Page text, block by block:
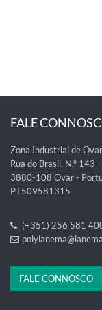
FALE
Zona Industrial de Ovar
Rua do Brasil, N.º 143
3880-108 Ovar -
PT509581315
(+351) 256 581
FALE CONNOSCO